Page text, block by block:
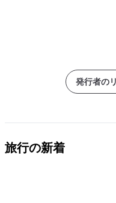
発行者の
旅行の新着